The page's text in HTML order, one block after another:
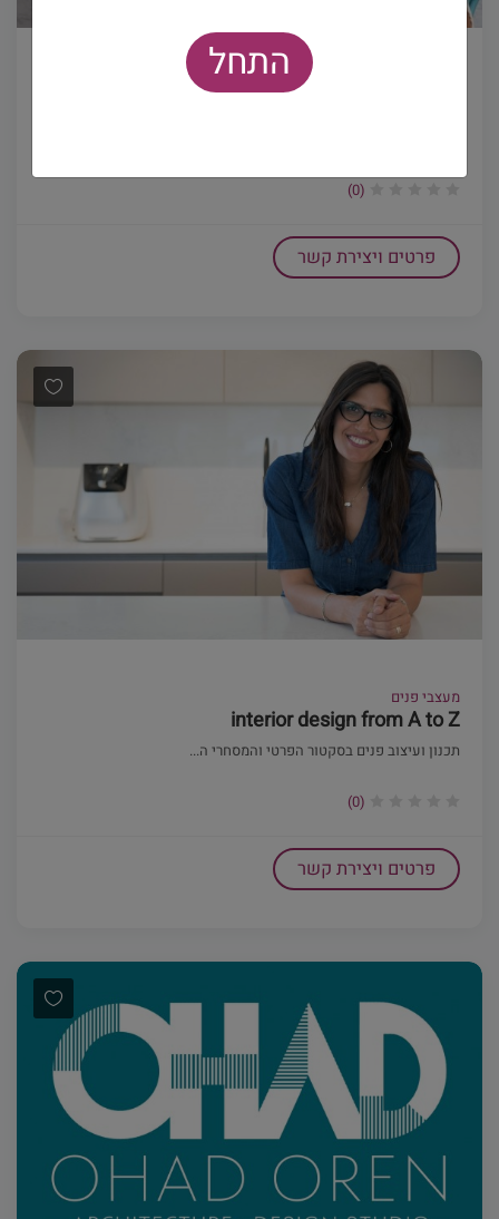
(0)
פרטים ויצירת קשר
מעצבי פנים
interior design from A to Z
תכנון ועיצוב פנים בסקטור הפרטי והמסחרי ה...
(0)
פרטים ויצירת קשר
התחל